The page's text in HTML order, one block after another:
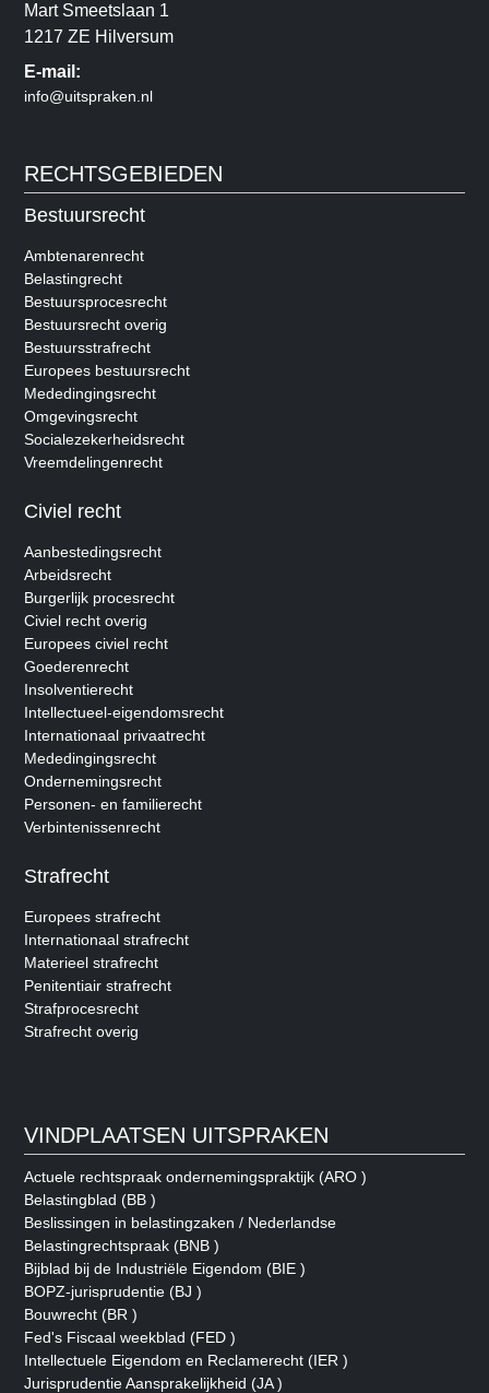
Mart Smeetslaan 1
1217 ZE Hilversum
E-mail:
info@uitspraken.nl
RECHTSGEBIEDEN
Bestuursrecht
Ambtenarenrecht
Belastingrecht
Bestuursprocesrecht
Bestuursrecht overig
Bestuursstrafrecht
Europees bestuursrecht
Mededingingsrecht
Omgevingsrecht
Socialezekerheidsrecht
Vreemdelingenrecht
Civiel recht
Aanbestedingsrecht
Arbeidsrecht
Burgerlijk procesrecht
Civiel recht overig
Europees civiel recht
Goederenrecht
Insolventierecht
Intellectueel-eigendomsrecht
Internationaal privaatrecht
Mededingingsrecht
Ondernemingsrecht
Personen- en familierecht
Verbintenissenrecht
Strafrecht
Europees strafrecht
Internationaal strafrecht
Materieel strafrecht
Penitentiair strafrecht
Strafprocesrecht
Strafrecht overig
VINDPLAATSEN UITSPRAKEN
Actuele rechtspraak ondernemingspraktijk (ARO )
Belastingblad (BB )
Beslissingen in belastingzaken / Nederlandse
Belastingrechtspraak (BNB )
Bijblad bij de Industriële Eigendom (BIE )
BOPZ-jurisprudentie (BJ )
Bouwrecht (BR )
Fed's Fiscaal weekblad (FED )
Intellectuele Eigendom en Reclamerecht (IER )
Jurisprudentie Aansprakelijkheid (JA )